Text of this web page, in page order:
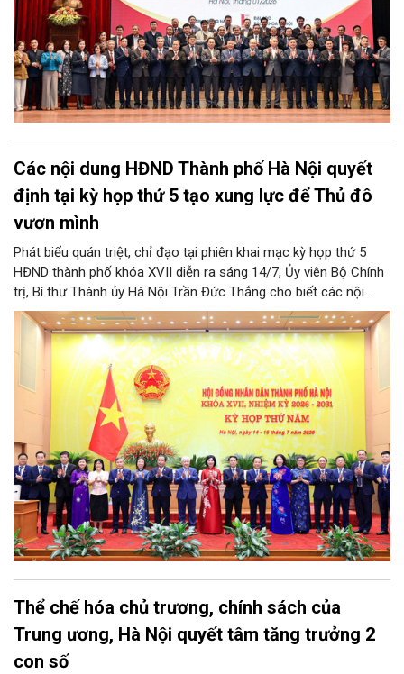
Các nội dung HĐND Thành phố Hà Nội quyết
định tại kỳ họp thứ 5 tạo xung lực để Thủ đô
vươn mình
Phát biểu quán triệt, chỉ đạo tại phiên khai mạc kỳ họp thứ 5
HĐND thành phố khóa XVII diễn ra sáng 14/7, Ủy viên Bộ Chính
trị, Bí thư Thành ủy Hà Nội Trần Đức Thắng cho biết các nội
dung được HĐND thành phố thảo luận, quyết định lần này có ý
quan trọng hướng tới 3 yêu cầu lớn. Cùng đó, các quyết sách
tại kỳ họp sẽ tạo xung lực để Thủ đô hoàn thành thắng lợi các
mục tiêu phát triển kinh tế - xã hội năm 2026; tạo lập nền tảng
vững chắc cho phát triển mạnh mẽ trong những năm tiếp theo.
Thể chế hóa chủ trương, chính sách của
Trung ương, Hà Nội quyết tâm tăng trưởng 2
con số